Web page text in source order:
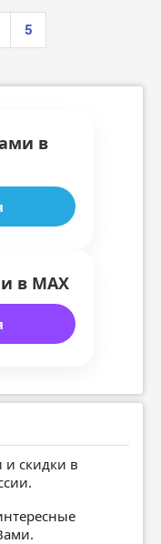
5
в
в MAX
и скидки в